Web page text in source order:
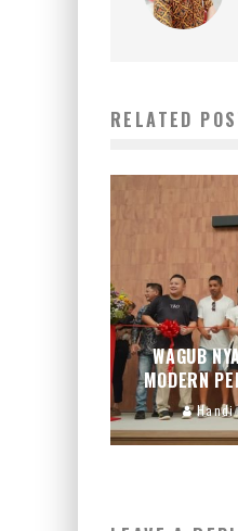
RELATED
WAGUB
MODERN
Handi